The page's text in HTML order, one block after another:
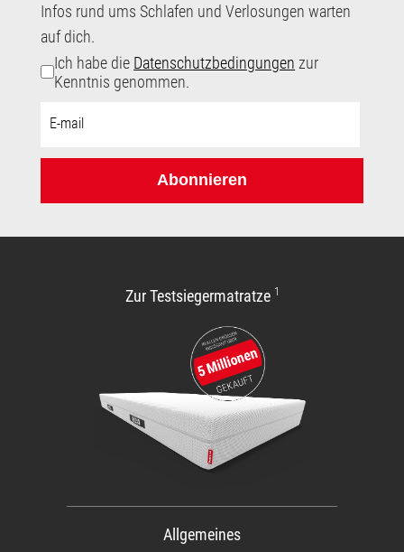
Infos rund ums Schlafen und Verlosungen warten
auf dich.
Ich habe die Datenschutzbedingungen zur
Kenntnis genommen.
Mail-
Abonnieren
Zur Testsiegermatratze 1
Allgemeines